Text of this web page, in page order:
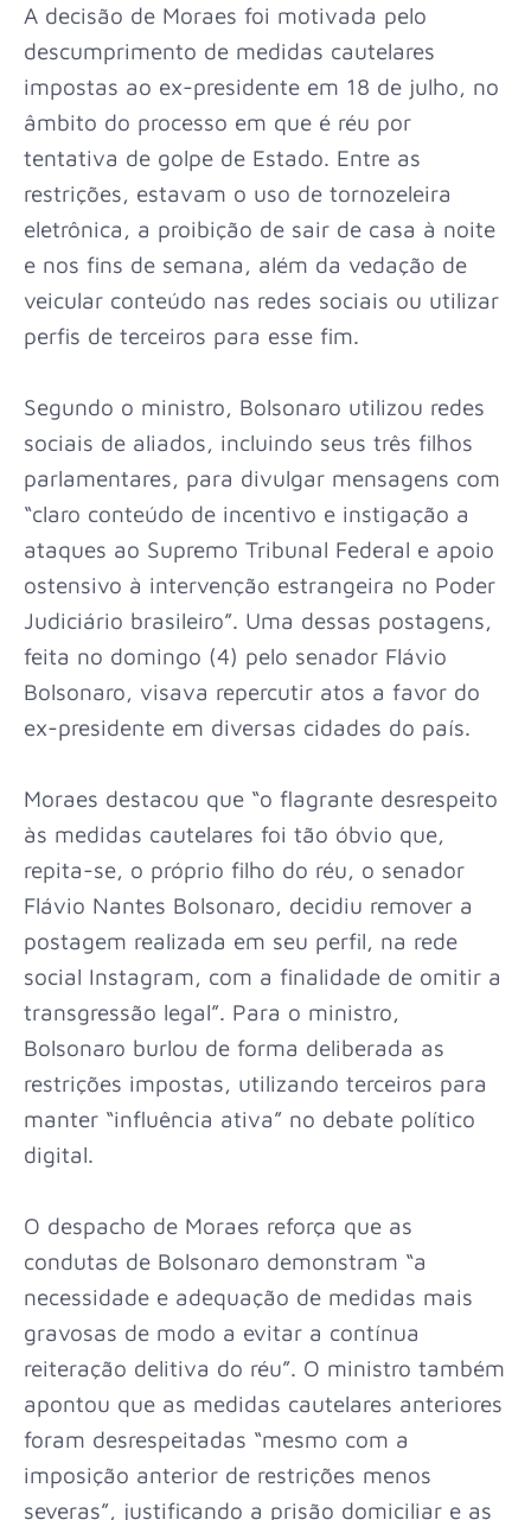
A decisão de Moraes foi motivada pelo
descumprimento de medidas cautelares
impostas ao ex-presidente em 18 de julho, no
âmbito do processo em que é réu por
tentativa de golpe de Estado. Entre as
restrições, estavam o uso de tornozeleira
eletrônica, a proibição de sair de casa à noite
e nos fins de semana, além da vedação de
veicular conteúdo nas redes sociais ou utilizar
perfis de terceiros para esse fim.
Segundo o ministro, Bolsonaro utilizou redes
sociais de aliados, incluindo seus três filhos
parlamentares, para divulgar mensagens com
“claro conteúdo de incentivo e instigação a
ataques ao Supremo Tribunal Federal e apoio
ostensivo à intervenção estrangeira no Poder
Judiciário brasileiro”. Uma dessas postagens,
feita no domingo (4) pelo senador Flávio
Bolsonaro, visava repercutir atos a favor do
ex-presidente em diversas cidades do país.
Moraes destacou que “o flagrante desrespeito
às medidas cautelares foi tão óbvio que,
repita-se, o próprio filho do réu, o senador
Flávio Nantes Bolsonaro, decidiu remover a
postagem realizada em seu perfil, na rede
social Instagram, com a finalidade de omitir a
transgressão legal”. Para o ministro,
Bolsonaro burlou de forma deliberada as
restrições impostas, utilizando terceiros para
manter “influência ativa” no debate político
digital.
O despacho de Moraes reforça que as
condutas de Bolsonaro demonstram “a
necessidade e adequação de medidas mais
gravosas de modo a evitar a contínua
reiteração delitiva do réu”. O ministro também
apontou que as medidas cautelares anteriores
foram desrespeitadas “mesmo com a
imposição anterior de restrições menos
severas”, justificando a prisão domiciliar e as